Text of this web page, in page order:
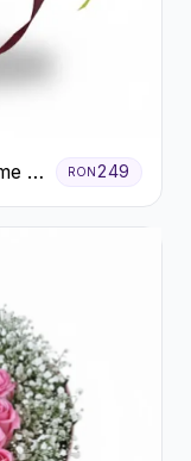
în
RON249